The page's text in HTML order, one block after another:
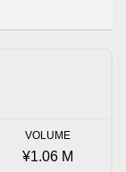
VOLUME
¥1.06 M